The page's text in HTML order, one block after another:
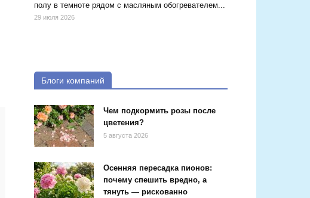
полу в темноте рядом с масляным обогревателем...
29 июля 2026
Блоги компаний
Чем подкормить розы после
цветения?
5 августа 2026
Осенняя пересадка пионов:
почему спешить вредно, а
тянуть — рискованно